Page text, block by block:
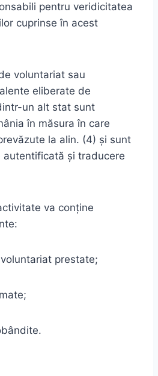
pentru veridicitatea
cuprinse în acest
voluntariat sau
eliberate de
un alt stat sunt
în măsura în care
la alin. (4) şi sunt
autentificată şi traducere
va conţine
prestate;